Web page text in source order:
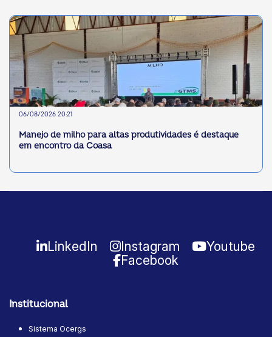
06/08/2026 20:21
Manejo de milho para altas produtividades é destaque
em encontro da Coasa
LinkedIn Instagram
Youtube
Facebook
Institucional
Sistema Ocergs